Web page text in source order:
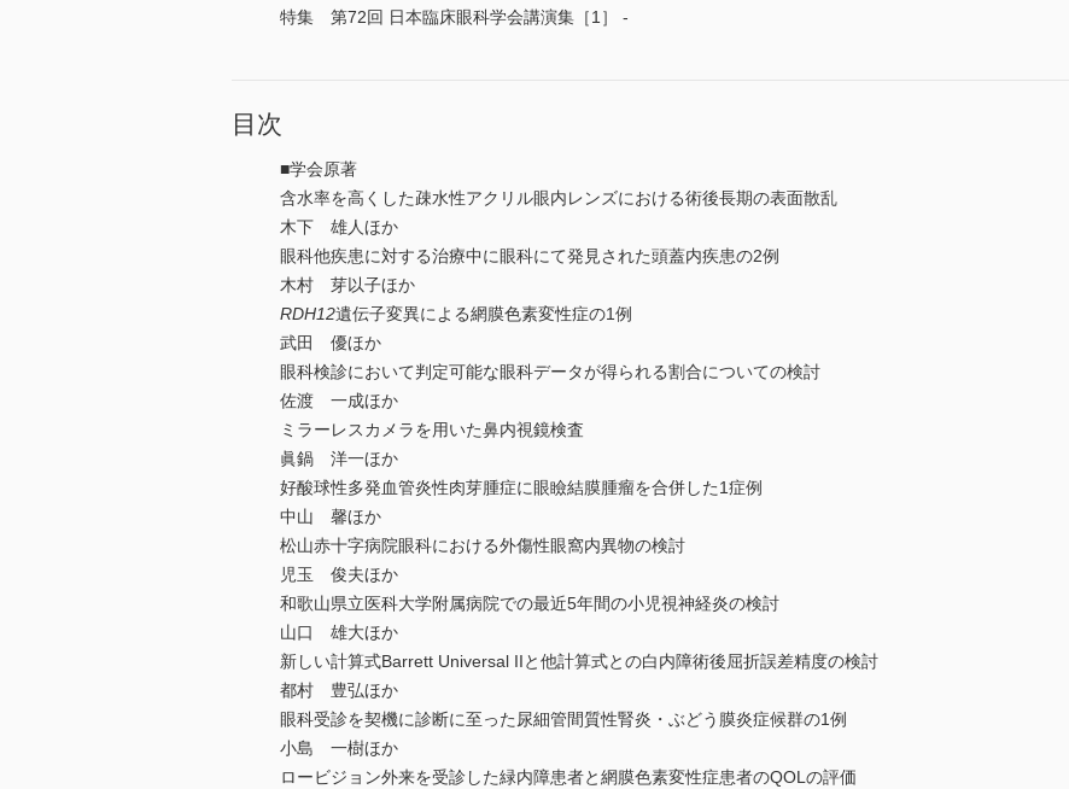
特集 第72回 日本臨床眼科学会講演集［1］ -
目次
■学会原著
含水率を高くした疎水性アクリル眼内レンズにおける術後長期の表面散乱
木下 雄人ほか
眼科他疾患に対する治療中に眼科にて発見された頭蓋内疾患の2例
木村 芽以子ほか
RDH12遺伝子変異による網膜色素変性症の1例
武田 優ほか
眼科検診において判定可能な眼科データが得られる割合についての検討
佐渡 一成ほか
ミラーレスカメラを用いた鼻内視鏡検査
眞鍋 洋一ほか
好酸球性多発血管炎性肉芽腫症に眼瞼結膜腫瘤を合併した1症例
中山 馨ほか
松山赤十字病院眼科における外傷性眼窩内異物の検討
児玉 俊夫ほか
和歌山県立医科大学附属病院での最近5年間の小児視神経炎の検討
山口 雄大ほか
新しい計算式Barrett Universal IIと他計算式との白内障術後屈折誤差精度の検討
都村 豊弘ほか
眼科受診を契機に診断に至った尿細管間質性腎炎・ぶどう膜炎症候群の1例
小島 一樹ほか
ロービジョン外来を受診した緑内障患者と網膜色素変性症患者のQOLの評価